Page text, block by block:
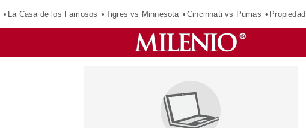
La Casa de los Famosos Tigres vs Minnesota Cincinnati vs Pumas Propiedad